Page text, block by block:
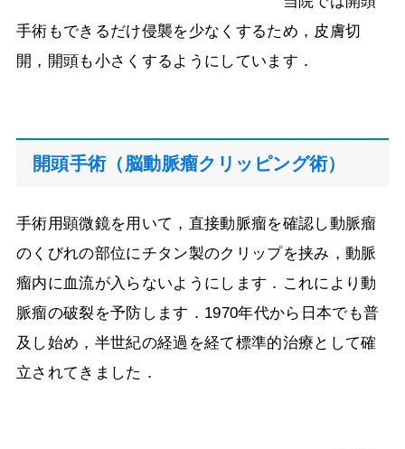
手術もできるだけ侵襲を少なくするため，皮膚切
開，開頭も小さくするようにしています．
開頭手術（脳動脈瘤クリッピング術）
手術用顕微鏡を用いて，直接動脈瘤を確認し動脈瘤
のくびれの部位にチタン製のクリップを挟み，動脈
瘤内に血流が入らないようにします．これにより動
脈瘤の破裂を予防します． 1970年代から日本でも普
及し始め，半世紀の経過を経て標準的治療として確
立されてきました．